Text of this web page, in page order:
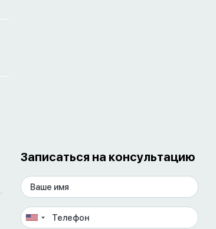
Записаться на консультацию